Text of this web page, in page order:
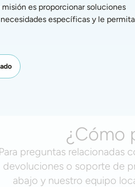
es proporcionar soluciones
específicas y le
¿Cómo
Para preguntas relacionadas
devoluciones o soporte de
abajo y nuestro equipo